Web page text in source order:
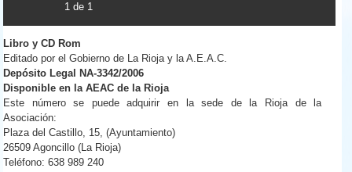
1 de 1
Libro y CD Rom
Editado por el Gobierno de La Rioja y la A.E.A.C.
Depósito Legal NA-3342/2006
Disponible en la AEAC de la Rioja
Este número se puede adquirir en la sede de la Rioja de la
Asociación:
Plaza del Castillo, 15, (Ayuntamiento)
26509 Agoncillo (La Rioja)
Teléfono: 638 989 240